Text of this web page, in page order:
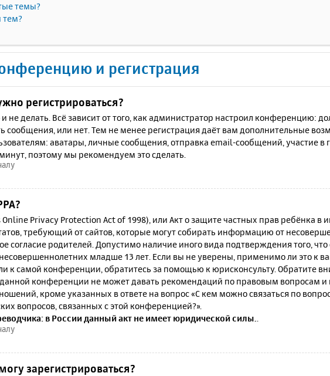
темы?
тем?
и регистрация
регистрироваться?
не делать. Всё зависит от того, как администратор настроил конференцию:
сообщения, или нет. Тем не менее регистрация даёт вам дополнительные
аватары, личные сообщения, отправка email-сообщений, участие в
поэтому мы рекомендуем это сделать.
Online Privacy Protection Act of 1998), или Акт о защите частных прав ребёнка в
требующий от сайтов, которые могут собирать информацию от
согласие родителей. Допустимо наличие иного вида подтверждения того,
младше 13 лет. Если вы не уверены, применимо ли это к
к самой конференции, обратитесь за помощью к юрисконсульту. Обратите
конференции не может давать рекомендаций по правовым вопросам и
кроме указанных в ответе на вопрос «С кем можно связаться по
вопросов, связанных с этой конференцией?».
в России данный акт не имеет юридической силы..
зарегистрироваться?